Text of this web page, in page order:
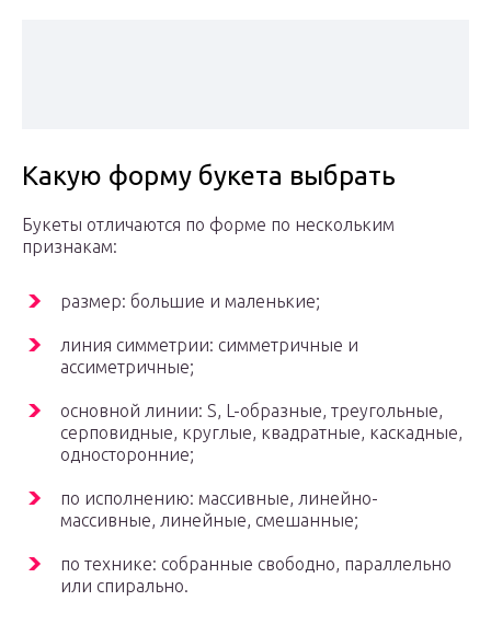
Какую форму букета выбрать
Букеты отличаются по форме по нескольким
признакам:
размер: большие и маленькие;
линия симметрии: симметричные и
ассиметричные;
основной линии: S, L-образные, треугольные,
серповидные, круглые, квадратные, каскадные,
односторонние;
по исполнению: массивные, линейно-
массивные, линейные, смешанные;
по технике: собранные свободно, параллельно
или спирально.